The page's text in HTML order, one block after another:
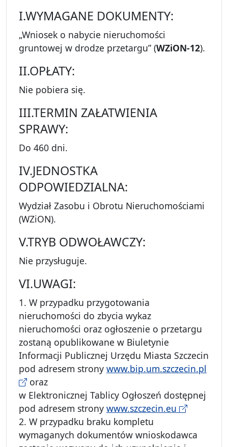
I.WYMAGANE DOKUMENTY:
„Wniosek o nabycie nieruchomości
gruntowej w drodze przetargu” (WZiON-12).
II.OPŁATY:
Nie pobiera się.
III.TERMIN ZAŁATWIENIA
SPRAWY:
Do 460 dni.
IV.JEDNOSTKA
ODPOWIEDZIALNA:
Wydział Zasobu i Obrotu Nieruchomościami
(WZiON).
V.TRYB ODWOŁAWCZY:
Nie przysługuje.
VI.UWAGI:
1. W przypadku przygotowania
nieruchomości do zbycia wykaz
nieruchomości oraz ogłoszenie o przetargu
zostaną opublikowane w Biuletynie
Informacji Publicznej Urzędu Miasta Szczecin
pod adresem strony www.bip.um.szczecin.pl
oraz
w Elektronicznej Tablicy Ogłoszeń dostępnej
pod adresem strony www.szczecin.eu
2. W przypadku braku kompletu
wymaganych dokumentów wnioskodawca